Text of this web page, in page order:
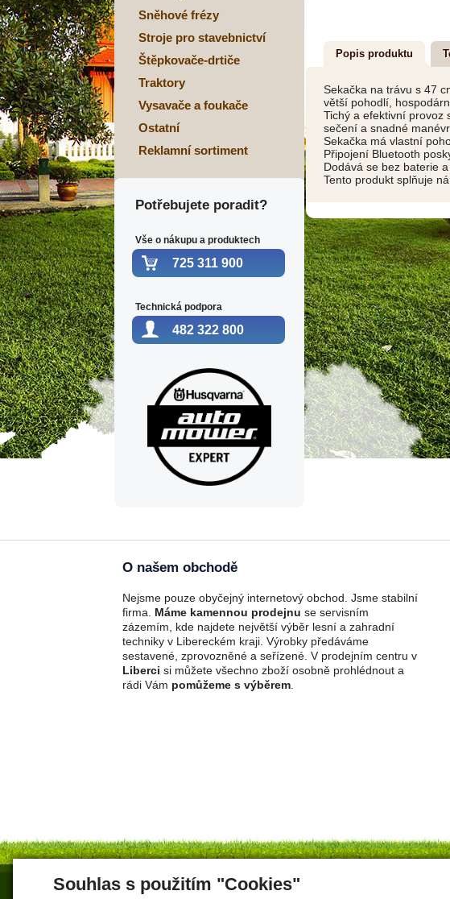
Souhlas s použitím "Cookies"
Sněhové frézy
Stroje pro stavebnictví
Štěpkovače-drtiče
Traktory
Vysavače a foukače
Ostatní
Reklamní sortiment
Potřebujete poradit?
Vše o nákupu a produktech
725 311 900
Technická podpora
482 322 800
Popis produktu
Sekačka na trávu s 47
větší pohodlí,
Tichý a efektivní provoz
sečení a snadné
Sekačka má vlastní
Připojení Bluetooth
Dodává se bez baterie a
Tento produkt splňuje
O našem obchodě
Nejsme pouze obyčejný internetový obchod. Jsme stabilní
firma. Máme kamennou prodejnu se servisním
zázemím, kde najdete největší výběr lesní a zahradní
techniky v Libereckém kraji. Výrobky předáváme
sestavené, zprovozněné a seřízené. V prodejním centru v
Liberci si můžete všechno zboží osobně prohlédnout a
rádi Vám pomůžeme s výběrem